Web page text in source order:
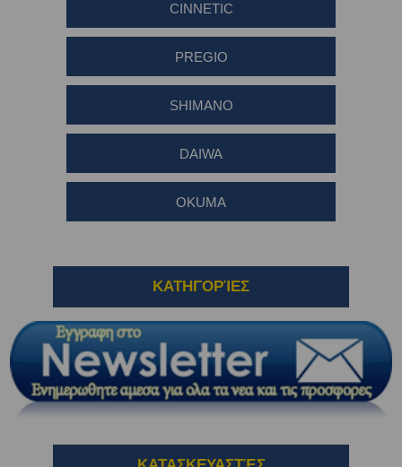
CINNETIC
PREGIO
SHIMANO
DAIWA
OKUMA
ΚΑΤΗΓΟΡΊΕΣ